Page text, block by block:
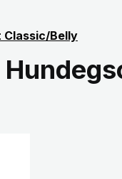
Classic/Belly